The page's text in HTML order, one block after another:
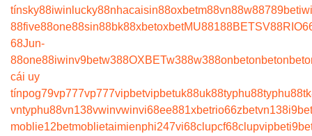
tínsky88iwin lucky88nhacaisin88oxbetm88vn88w88789bet
88five88one88sin88bk88xbetoxbetMU88188BETSV88
68Jun-
88one88iwinv9betw388OXBETw388w388onbetonbetonbet
cái uy
tínpog79vp777vp777vipbetvipbetuk88uk88typhu88typhu88
vntyphu88vn138vwinvwinvi68ee881xbetrio66zbetvn138
moblie12betmoblietaimienphi247vi68clupcf68clupvipbet